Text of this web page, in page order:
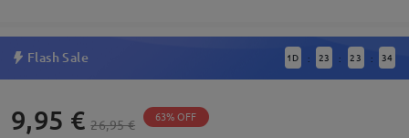
Flash Sale 1 D : 23 : 23 : 34
9,95 € 26,95 € 63% OFF